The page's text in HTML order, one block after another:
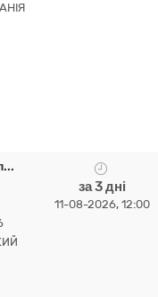
за 3 дні
11-08-2026, 12:00